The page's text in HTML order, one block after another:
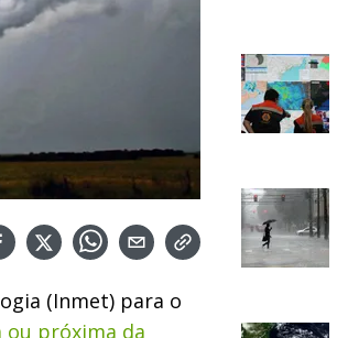
(Inmet) para o
ou próxima da